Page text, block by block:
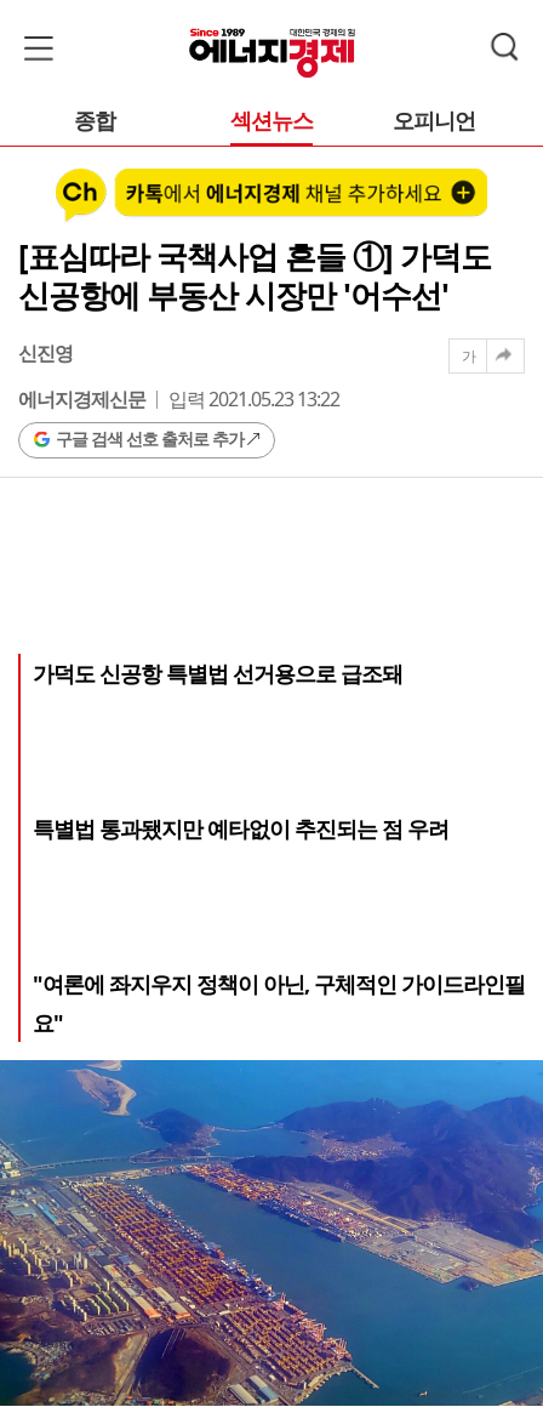
종합 섹션뉴스 오피니언
[표심따라 국책사업 흔들 ①] 가덕도
신공항에 부동산 시장만 '어수선'
신진영
에너지경제신문
입력 2021.05.23 13:22
구글 검색 선호 출처로 추가
가
가덕도 신공항 특별법 선거용으로 급조돼
특별법 통과됐지만 예타없이 추진되는 점 우려
"여론에 좌지우지 정책이 아닌, 구체적인 가이드라인필
요"